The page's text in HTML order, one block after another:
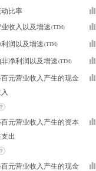
比率
收入以及增速
润以及增速
净利润以及增速
元营业收入产生的现金
元营业收入产生的资本
出
元营业收入产生的现金